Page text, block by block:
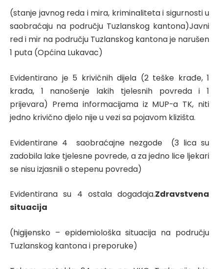
(stanje javnog reda i mira, kriminaliteta i sigurnosti u
saobraćaju na području Tuzlanskog kantona)Javni
red i mir na području Tuzlanskog kantona je narušen
1 puta (Općina Lukavac)
Evidentirano je 5 krivičnih dijela (2 teške krađe, 1
krađa, 1 nanošenje lakih tjelesnih povreda i 1
prijevara) Prema informacijama iz MUP-a TK, niti
jedno krivično djelo nije u vezi sa pojavom klizišta.
Evidentirane 4 saobraćajne nezgode (3 lica su
zadobila lake tjelesne povrede, a za jedno lice ljekari
se nisu izjasnili o stepenu povreda)
Evidentirana su 4 ostala događaja.Zdravstvena
situacija
(higijensko – epidemiološka situacija na području
Tuzlanskog kantona i preporuke)